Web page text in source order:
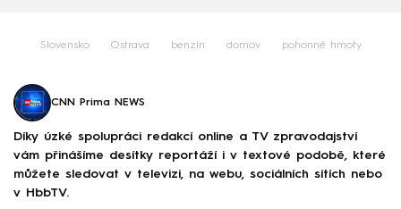
Slovensko Ostrava benzín domov pohonné hmoty
CNN Prima NEWS
Díky úzké spolupráci redakcí online a TV zpravodajství
vám přinášíme desítky reportáží i v textové podobě, které
můžete sledovat v televizi, na webu, sociálních sítích nebo
v HbbTV.